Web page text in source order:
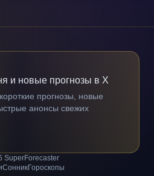
и новые прогнозы в X
прогнозы, новые
анонсы свежих
SuperForecaster
СонникГороскопы